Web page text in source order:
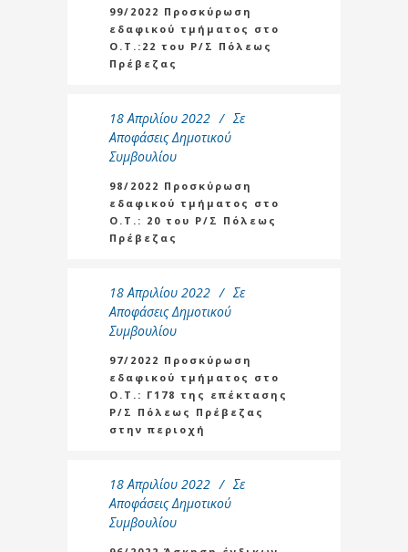
99/2022 Προσκύρωση
εδαφικού τμήματος στο
Ο.Τ.:22 του Ρ/Σ Πόλεως
Πρέβεζας
18 Απριλίου 2022
Σε
Αποφάσεις Δημοτικού
Συμβουλίου
98/2022 Προσκύρωση
εδαφικού τμήματος στο
Ο.Τ.: 20 του Ρ/Σ Πόλεως
Πρέβεζας
18 Απριλίου 2022
Σε
Αποφάσεις Δημοτικού
Συμβουλίου
97/2022 Προσκύρωση
εδαφικού τμήματος στο
Ο.Τ.: Γ178 της επέκτασης
Ρ/Σ Πόλεως Πρέβεζας
στην περιοχή
18 Απριλίου 2022
Σε
Αποφάσεις Δημοτικού
Συμβουλίου